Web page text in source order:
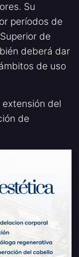
Su
períodos de
de
deberá dar
de uso
del
de